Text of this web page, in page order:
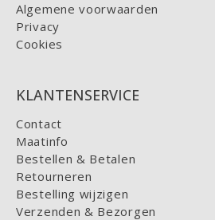
Algemene voorwaarden
Privacy
Cookies
KLANTENSERVICE
Contact
Maatinfo
Bestellen & Betalen
Retourneren
Bestelling wijzigen
Verzenden & Bezorgen